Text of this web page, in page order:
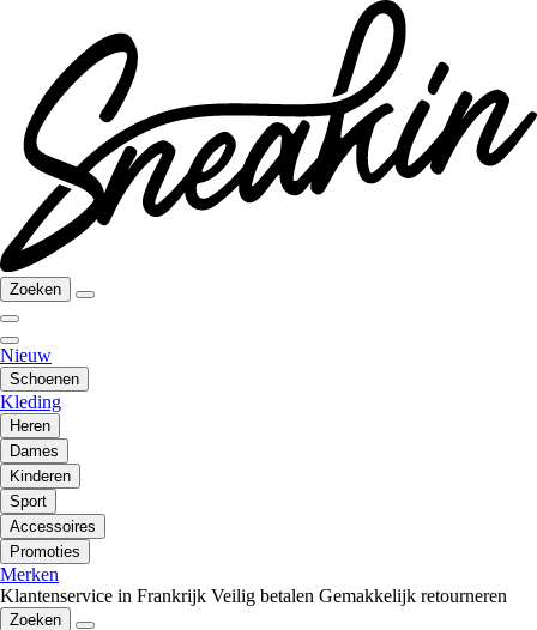
Zoeken
Nieuw
Schoenen
Kleding
Heren
Dames
Kinderen
Sport
Accessoires
Promoties
Merken
Klantenservice in Frankrijk Veilig betalen Gemakkelijk retourneren
Zoeken